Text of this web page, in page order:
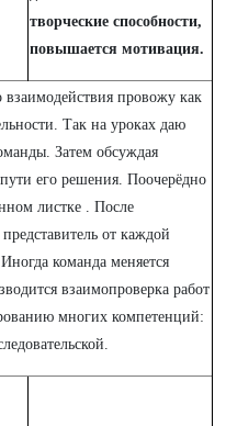
творческие способности,
повышается мотивация.
провожу как
Так на уроках даю
Затем обсуждая
его решения. Поочерёдно
листке . После
от каждой
команда меняется
взаимопроверка работ
многих компетенций: